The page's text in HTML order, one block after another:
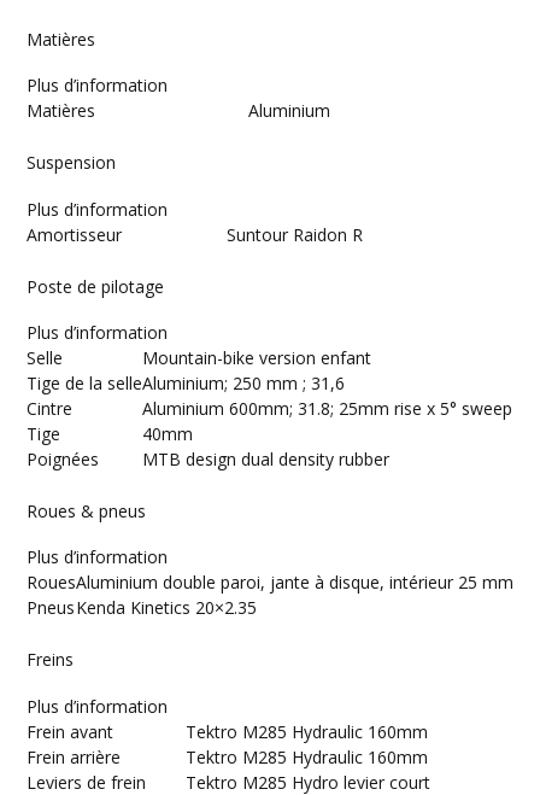
Matières
Plus d’information
Matières
Aluminium
Suspension
Plus d’information
Amortisseur
Suntour Raidon R
Poste de pilotage
Plus d’information
Selle
Mountain-bike version enfant
Tige de la selleAluminium; 250 mm ; 31,6
Cintre
Aluminium 600mm; 31.8; 25mm rise x 5° sweep
Tige
40mm
Poignées
MTB design dual density rubber
Roues & pneus
Plus d’information
RouesAluminium double paroi, jante à disque, intérieur 25 mm
PneusKenda Kinetics 20×2.35
Freins
Plus d’information
Frein avant
Tektro M285 Hydraulic 160mm
Frein arrière
Tektro M285 Hydraulic 160mm
Leviers de frein
Tektro M285 Hydro levier court